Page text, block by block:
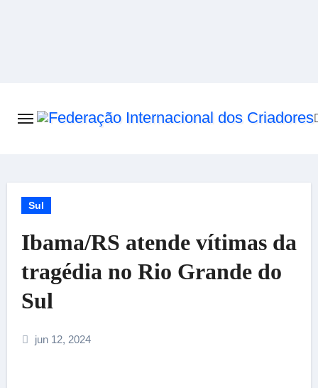
Sul
Ibama/RS atende vítimas da
tragédia no Rio Grande do
Sul
jun 12, 2024